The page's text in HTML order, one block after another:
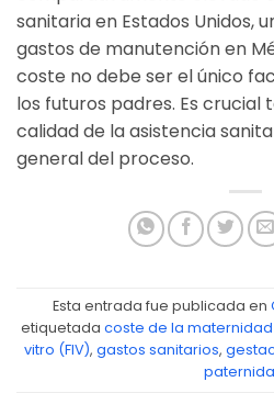
sanitaria en Estados Unidos,
gastos de manutención en
coste no debe ser el único
los futuros padres. Es crucial
calidad de la asistencia
general del proceso.
Esta entrada fue publicada en
etiquetada coste de la
vitro (FIV), gastos sanitarios,